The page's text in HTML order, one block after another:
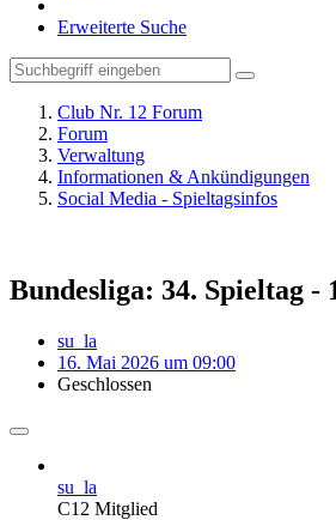
Erweiterte Suche
Club Nr. 12 Forum
Forum
Verwaltung
Informationen & Ankündigungen
Social Media - Spieltagsinfos
Bundesliga: 34. Spieltag -
su_la
16. Mai 2026 um 09:00
Geschlossen
su_la
C12 Mitglied